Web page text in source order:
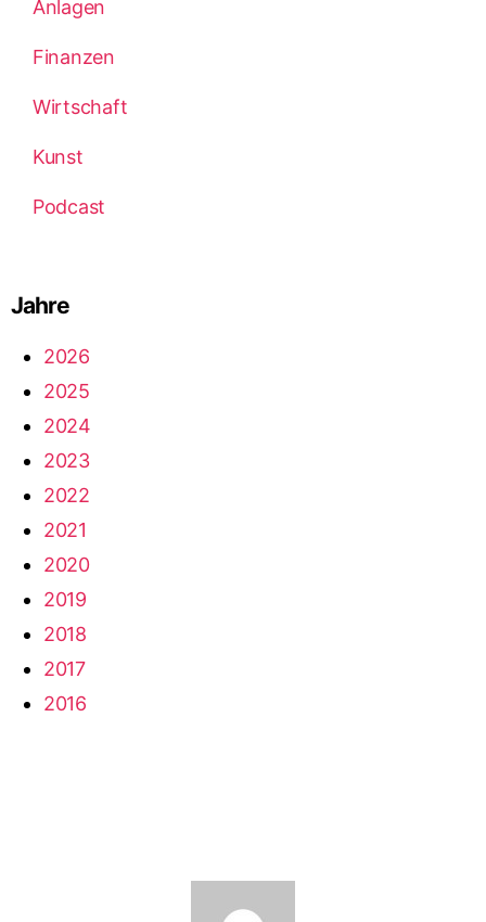
Anlagen
Finanzen
Wirtschaft
Kunst
Podcast
Jahre
2026
2025
2024
2023
2022
2021
2020
2019
2018
2017
2016